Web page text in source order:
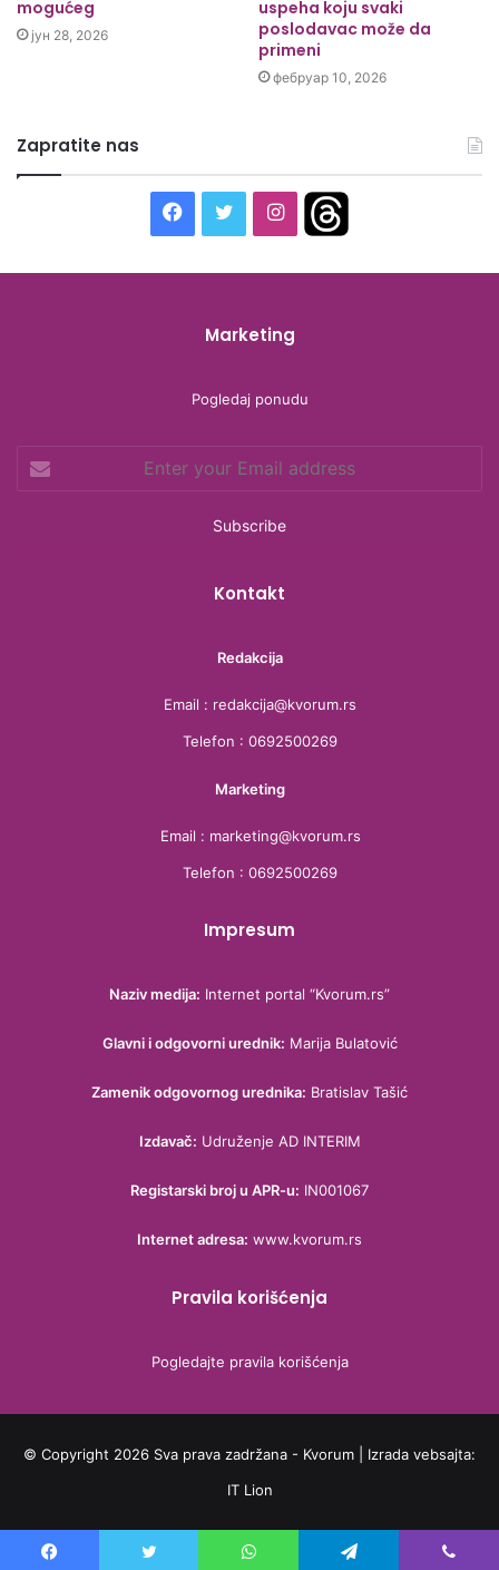
mogućeg
јун 28, 2026
uspeha koju svaki
poslodavac može da
primeni
фебруар 10, 2026
Zapratite nas
Facebook
TwitterInstagram
Marketing
Pogledaj ponudu
your
Kontakt
Redakcija
Email : redakcija@kvorum.rs
Telefon : 0692500269
Marketing
Email : marketing@kvorum.rs
Telefon : 0692500269
Impresum
Naziv medija: Internet portal “Kvorum.rs”
Glavni i odgovorni urednik: Marija Bulatović
Zamenik odgovornog urednika: Bratislav Tašić
Izdavač: Udruženje AD INTERIM
Registarski broj u APR-u: IN001067
Internet adresa: www.kvorum.rs
Pravila korišćenja
Pogledajte pravila korišćenja
© Copyright 2026 Sva prava zadržana - Kvorum | Izrada vebsajta:
IT Lion